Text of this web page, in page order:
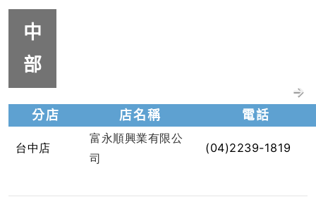
中
部
分店 店名稱 電話
台中店
富永順興業有限公
司
(04)2239-1819